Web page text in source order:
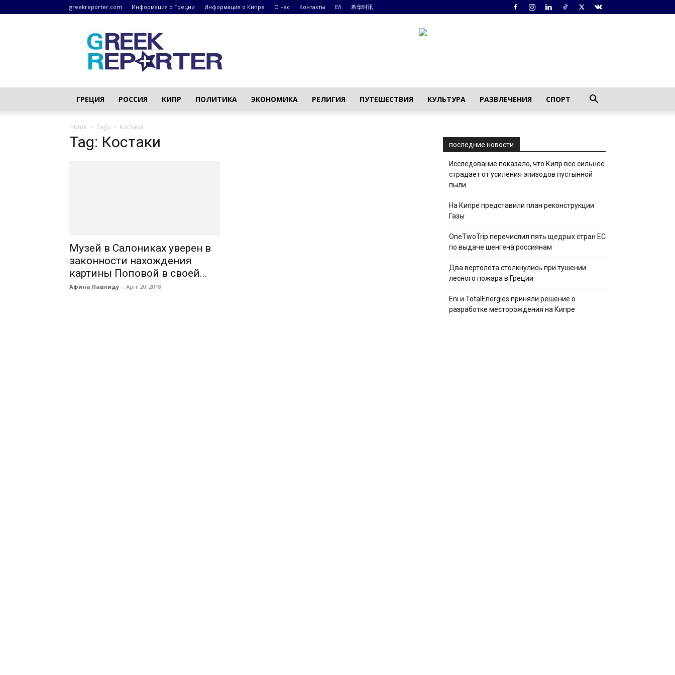
greekreporter.com Информация о Греции Информация о Кипре О нас Контакты ΕΛ 希华时讯
Греческие
новости
–
greekreporter.com
ГРЕЦИЯ РОССИЯ КИПР ПОЛИТИКА ЭКОНОМИКА РЕЛИГИЯ ПУТЕШЕСТВИЯ КУЛЬТУРА РАЗВЛЕЧЕНИЯ СПОРТ
Home Tags Костаки
Tag: Костаки
Музей в Салониках уверен в
законности нахождения
картины Поповой в своей...
Афина Павлиду - April 20, 2018
последние новости
Исследование показало, что Кипр всё сильнее
страдает от усиления эпизодов пустынной
пыли
На Кипре представили план реконструкции
Газы
OneTwoTrip перечислил пять щедрых стран ЕС
по выдаче шенгена россиянам
Два вертолета столкнулись при тушении
лесного пожара в Греции
Eni и TotalEnergies приняли решение о
разработке месторождения на Кипре